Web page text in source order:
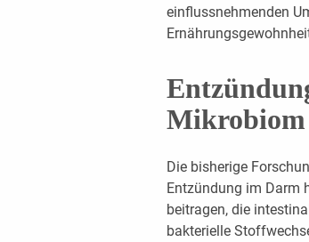
einflussnehmenden
Mikrobiom
Die bisherige
Entzündung im Darm
beitragen, die
bakterielle